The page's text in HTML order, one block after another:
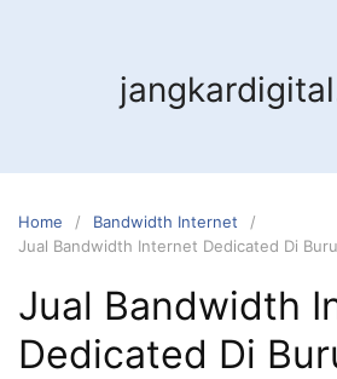
Home
Bandwidth Internet
Jual Bandwidth Internet Dedicated Di Buru
Jual Bandwidth
Dedicated Di